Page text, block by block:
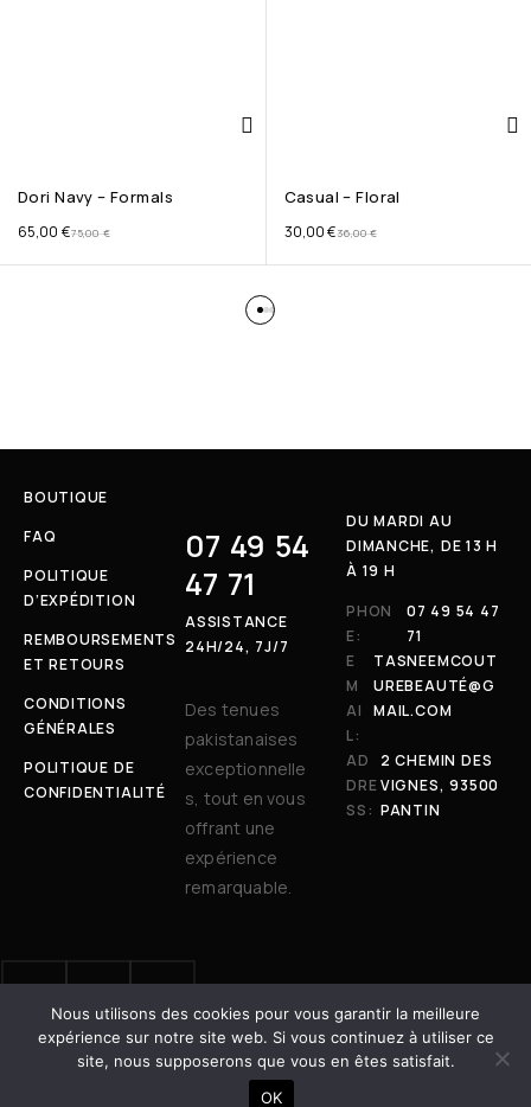
AJOUTER AU PANIER
Dori Navy – Formals
75,00€
65,00 €
Casual – Floral
36,00€
30,00€
BOUTIQUE
FAQ
POLITIQUE
D’EXPÉDITION
REMBOURSEMENTS
ET RETOURS
CONDITIONS
GÉNÉRALES
POLITIQUE DE
CONFIDENTIALITÉ
07 49 54
47 71
ASSISTANCE
24H/24, 7J/7
Des tenues
pakistanaises
exceptionnelle
s, tout en vous
offrant une
expérience
remarquable.
DU MARDI AU
DIMANCHE, DE 13 H
À 19 H
PHON
E:
07 49 54 47
71
E
M
AI
L:
TASNEEMCOUT
UREBEAUTÉ@G
MAIL.COM
AD
DRE
SS:
2 CHEMIN DES
VIGNES, 93500
PANTIN
© 2025 Tasneem Couture & Beauté. Tous droits réservés. | Site
développé avec ❤️ parDot Vertex
Nous utilisons des cookies pour vous garantir la meilleure
expérience sur notre site web. Si vous continuez à utiliser ce
site, nous supposerons que vous en êtes satisfait.
OK